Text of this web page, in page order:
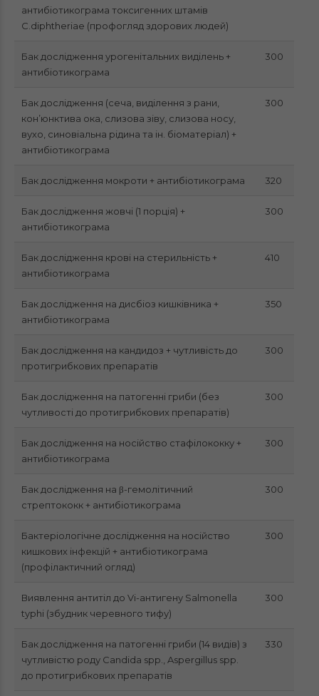
антибіотикограма токсигенних штамів
С.diphtheriae (профогляд здорових людей)
Бак дослідження урогенітальних виділень +
антибіотикограма
300
Бак дослідження (сеча, виділення з рани,
кон’юнктива ока, слизова зіву, слизова носу,
вухо, синовіальна рідина та ін. біоматеріал) +
антибіотикограма
300
Бак дослідження мокроти + антибіотикограма 320
Бак дослідження жовчі (1 порція) +
антибіотикограма
300
Бак дослідження крові на стерильність +
антибіотикограма
410
Бак дослідження на дисбіоз кишківника +
антибіотикограма
350
Бак дослідження на кандидоз + чутливість до
протигрибкових препаратів
300
Бак дослідження на патогенні гриби (без
чутливості до протигрибкових препаратів)
300
Бак дослідження на носійство стафілококку +
антибіотикограма
300
Бак дослідження на β-гемолітичний
стрептококк + антибіотикограма
300
Бактеріологічне дослідження на носійство
кишкових інфекцій + антибіотикограма
(профілактичний огляд)
300
Виявлення антитіл до Vi-антигену Salmonella
typhi (збудник черевного тифу)
300
Бак дослідження на патогенні гриби (14 видів) з
чутливістю роду Candida spp., Aspergillus spp.
до протигрибкових препаратів
330